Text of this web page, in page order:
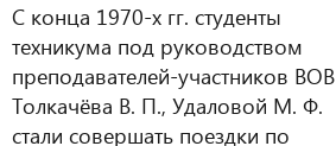
С конца 1970-х гг. студенты
техникума под руководством
преподавателей-участников ВОВ
Толкачёва В. П., Удаловой М. Ф.
стали совершать поездки по